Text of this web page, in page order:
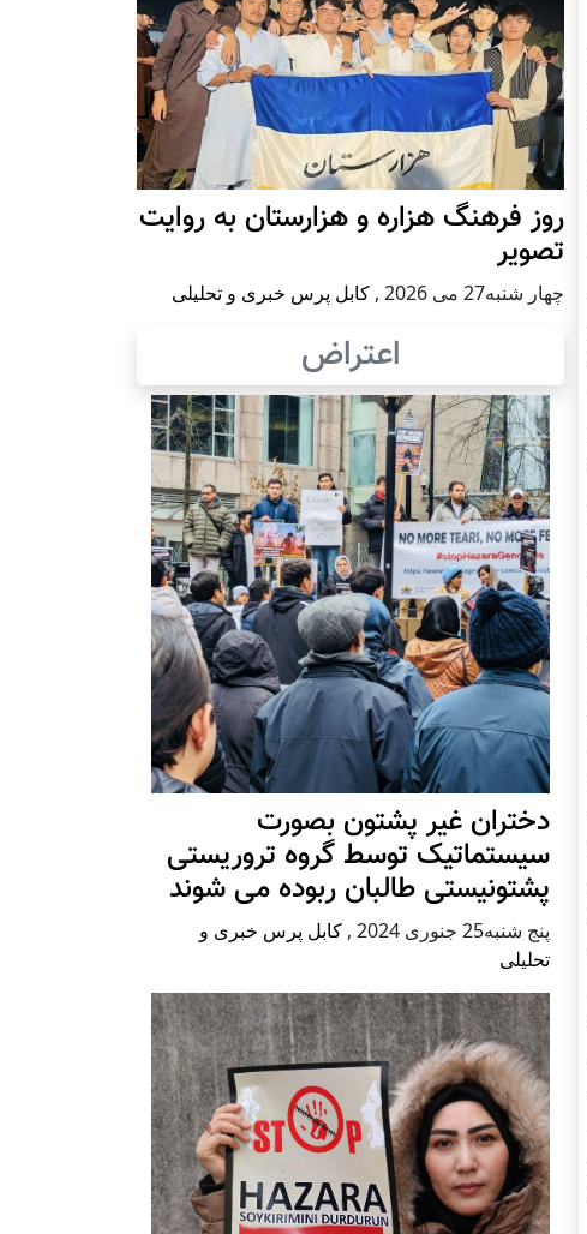
روز فرهنگ هزاره و هزارستان به روایت
تصویر
چهار شنبه27 می 2026 , کابل پرس خبری و تحلیلی
اعتراض
دختران غیر پشتون بصورت
سیستماتیک توسط گروه تروریستی
پشتونیستی طالبان ربوده می شوند
پنج شنبه25 جنوری 2024 , کابل پرس خبری و
تحلیلی